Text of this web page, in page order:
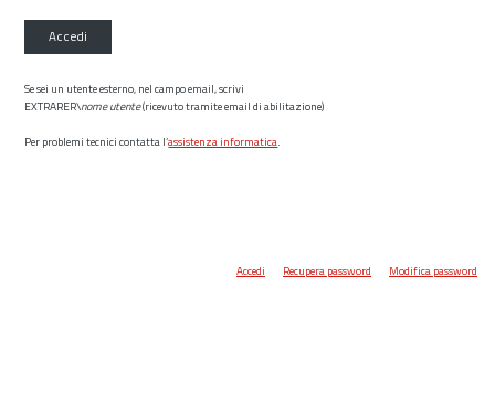
Accedi
Se sei un utente esterno, nel campo email, scrivi
EXTRARER\nome utente(ricevuto tramite email di abilitazione)
Per problemi tecnici contatta l’assistenza informatica.
Accedi Recupera password Modifica password